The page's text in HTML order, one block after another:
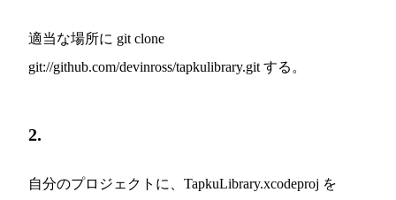
適当な場所に git clone
git://github.com/devinross/tapkulibrary.git する。
2.
自分のプロジェクトに、TapkuLibrary.xcodeproj を